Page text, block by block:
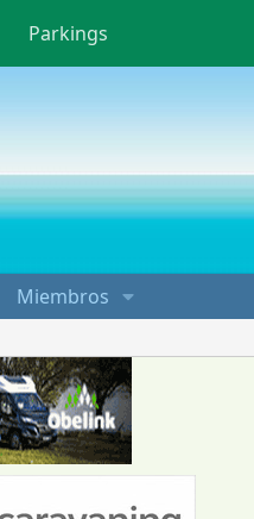
Parkings
Miembros